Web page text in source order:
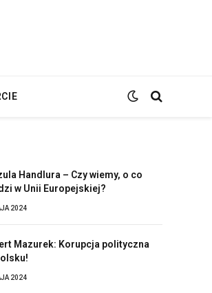
Handlura – Czy wiemy, o co
w Unii Europejskiej?
2024
Mazurek: Korupcja polityczna
2024